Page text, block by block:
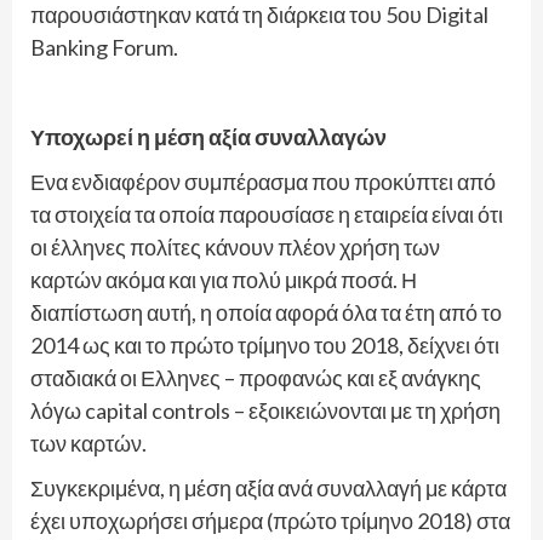
παρουσιάστηκαν κατά τη διάρκεια του 5ου Digital
Banking Forum.
Υποχωρεί η μέση αξία συναλλαγών
Ενα ενδιαφέρον συμπέρασμα που προκύπτει από
τα στοιχεία τα οποία παρουσίασε η εταιρεία είναι ότι
οι έλληνες πολίτες κάνουν πλέον χρήση των
καρτών ακόμα και για πολύ μικρά ποσά. Η
διαπίστωση αυτή, η οποία αφορά όλα τα έτη από το
2014 ως και το πρώτο τρίμηνο του 2018, δείχνει ότι
σταδιακά οι Ελληνες – προφανώς και εξ ανάγκης
λόγω capital controls – εξοικειώνονται με τη χρήση
των καρτών.
Συγκεκριμένα, η μέση αξία ανά συναλλαγή με κάρτα
έχει υποχωρήσει σήμερα (πρώτο τρίμηνο 2018) στα